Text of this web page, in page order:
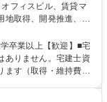
地取得、開発推進、賃
いて事務業務を担当
支払、支払管理、請
予算作成及び予実管
卒業以上【歓迎】■宅
ありません。宅建士資
ます（取得・維持費用